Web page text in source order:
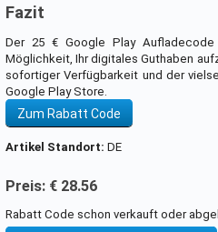
Fazit
Der 25 € Google Play
Möglichkeit, Ihr digitales Guthaben
sofortiger Verfügbarkeit und der
Google Play Store.
Zum Rabatt Code
Artikel Standort: DE
Preis: € 28.56
Rabatt Code schon verkauft oder